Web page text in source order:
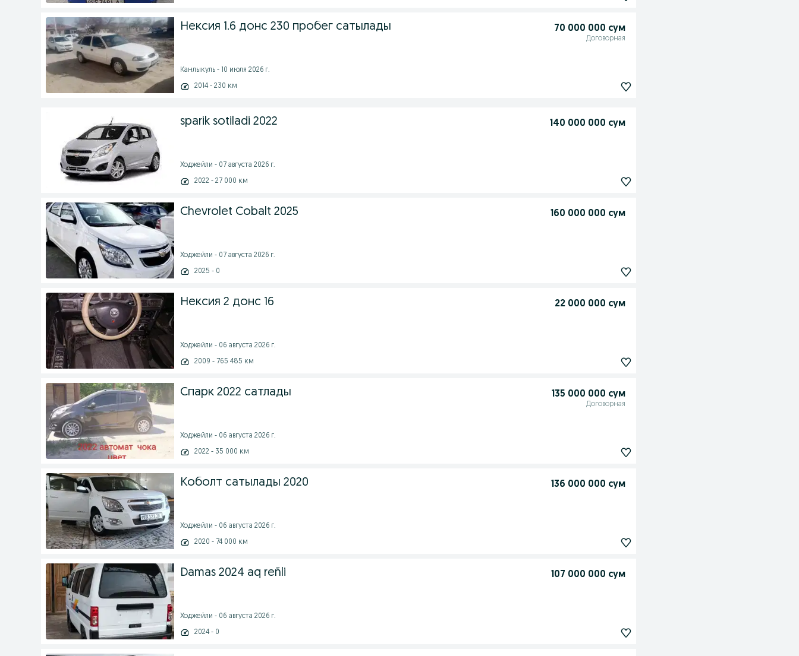
Нексия 1.6 донс 230 пробег сатылады 70 000 000 сум
Договорная
Канлыкуль - 10 июля 2026 г.
2014 - 230 км
sparik sotiladi 2022 140 000 000 сум
Ходжейли - 07 августа 2026 г.
2022 - 27 000 км
Chevrolet Cobalt 2025 160 000 000 сум
Ходжейли - 07 августа 2026 г.
2025 - 0
Нексия 2 донс 16 22 000 000 сум
Ходжейли - 06 августа 2026 г.
2009 - 765 485 км
Спарк 2022 сатлады 135 000 000 сум
Договорная
Ходжейли - 06 августа 2026 г.
2022 - 35 000 км
Коболт сатылады 2020 136 000 000 сум
Ходжейли - 06 августа 2026 г.
2020 - 74 000 км
Damas 2024 aq reñli 107 000 000 сум
Ходжейли - 06 августа 2026 г.
2024 - 0